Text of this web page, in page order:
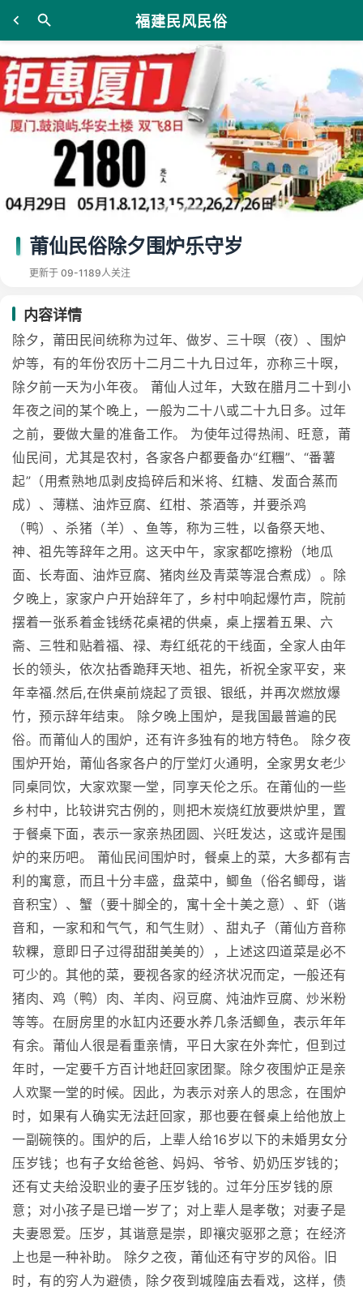
福建民风民俗
莆仙民俗除夕围炉乐守岁
更新于 09-1189人关注
内容详情
除夕，莆田民间统称为过年、做岁、三十暝（夜）、围炉
炉等，有的年份农历十二月二十九日过年，亦称三十暝，
除夕前一天为小年夜。 莆仙人过年，大致在腊月二十到小
年夜之间的某个晚上，一般为二十八或二十九日多。过年
之前，要做大量的准备工作。 为使年过得热闹、旺意，莆
仙民间，尤其是农村，各家各户都要备办“红糰”、“番薯
起”（用煮熟地瓜剥皮捣碎后和米将、红糖、发面合蒸而
成）、薄糕、油炸豆腐、红柑、茶酒等，并要杀鸡
（鸭）、杀猪（羊）、鱼等，称为三牲，以备祭天地、
神、祖先等辞年之用。这天中午，家家都吃擦粉（地瓜
面、长寿面、油炸豆腐、猪肉丝及青菜等混合煮成）。除
夕晚上，家家户户开始辞年了，乡村中响起爆竹声，院前
摆着一张系着金钱绣花桌裙的供桌，桌上摆着五果、六
斋、三牲和贴着福、禄、寿红纸花的干线面，全家人由年
长的领头，依次拈香跪拜天地、祖先，祈祝全家平安，来
年幸福.然后,在供桌前烧起了贡银、银纸，并再次燃放爆
竹，预示辞年结束。 除夕晚上围炉，是我国最普遍的民
俗。而莆仙人的围炉，还有许多独有的地方特色。 除夕夜
围炉开始，莆仙各家各户的厅堂灯火通明，全家男女老少
同桌同饮，大家欢聚一堂，同享天伦之乐。在莆仙的一些
乡村中，比较讲究古例的，则把木炭烧红放要烘炉里，置
于餐桌下面，表示一家亲热团圆、兴旺发达，这或许是围
炉的来历吧。 莆仙民间围炉时，餐桌上的菜，大多都有吉
利的寓意，而且十分丰盛，盘菜中，鲫鱼（俗名鲫母，谐
音积宝）、蟹（要十脚全的，寓十全十美之意）、虾（谐
音和，一家和和气气，和气生财）、甜丸子（莆仙方音称
软粿，意即日子过得甜甜美美的），上述这四道菜是必不
可少的。其他的菜，要视各家的经济状况而定，一般还有
猪肉、鸡（鸭）肉、羊肉、闷豆腐、炖油炸豆腐、炒米粉
等等。在厨房里的水缸内还要水养几条活鲫鱼，表示年年
有余。莆仙人很是看重亲情，平日大家在外奔忙，但到过
年时，一定要千方百计地赶回家团聚。除夕夜围炉正是亲
人欢聚一堂的时候。因此，为表示对亲人的思念，在围炉
时，如果有人确实无法赶回家，那也要在餐桌上给他放上
一副碗筷的。围炉的后，上辈人给16岁以下的未婚男女分
压岁钱；也有子女给爸爸、妈妈、爷爷、奶奶压岁钱的；
还有丈夫给没职业的妻子压岁钱的。过年分压岁钱的原
意；对小孩子是已增一岁了；对上辈人是孝敬；对妻子是
夫妻恩爱。压岁，其谐意是崇，即禳灾驱邪之意；在经济
上也是一种补助。 除夕之夜，莆仙还有守岁的风俗。旧
时，有的穷人为避债，除夕夜到城隍庙去看戏，这样，债